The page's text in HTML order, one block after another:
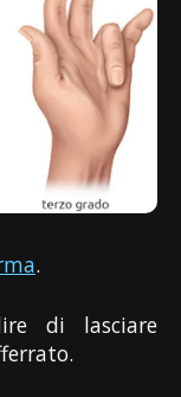
.
di lasciare